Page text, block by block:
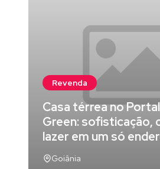
Revenda
Casa térrea no
Green: sofisticação,
lazer em um só
Goiânia